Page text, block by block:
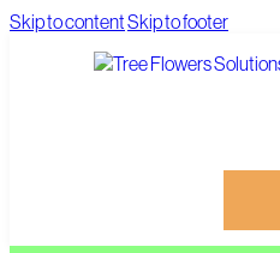
Skip to contentSkip to footer